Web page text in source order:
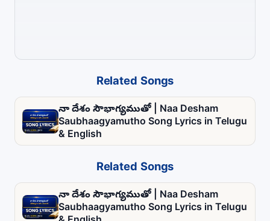
Related Songs
నా దేశం సౌభాగ్యముతో | Naa Desham
Saubhaagyamutho Song Lyrics in Telugu
& English
Related Songs
నా దేశం సౌభాగ్యముతో | Naa Desham
Saubhaagyamutho Song Lyrics in Telugu